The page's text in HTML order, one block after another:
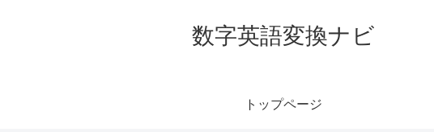
数字英語変換ナビ
トップページ